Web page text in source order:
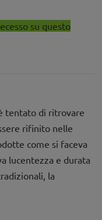
su questo
è tentato di ritrovare
rifinito nelle
come si faceva
lucentezza e durata
la